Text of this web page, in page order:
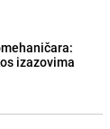
izazovima